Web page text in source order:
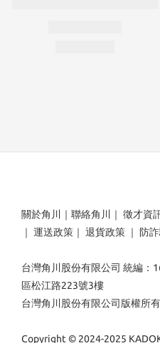
關於角川 ｜ 聯絡角川 ｜ 徵才資
｜ 運送政策 ｜ 退貨政策 ｜ 防
台灣角川股份有限公司 統編：
區松江路223號3樓
台灣角川股份有限公司版權所
Copyright © 2024-2025